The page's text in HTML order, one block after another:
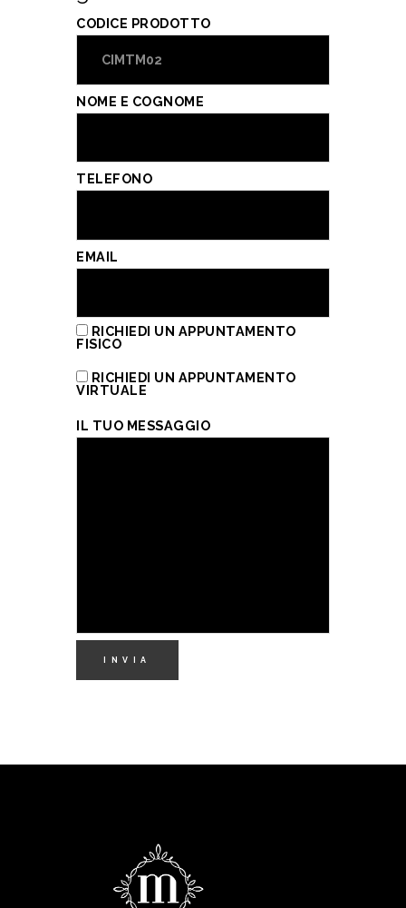
CODICE PRODOTTO
NOME E COGNOME
TELEFONO
EMAIL
RICHIEDI UN APPUNTAMENTO
FISICO
RICHIEDI UN APPUNTAMENTO
VIRTUALE
IL TUO MESSAGGIO